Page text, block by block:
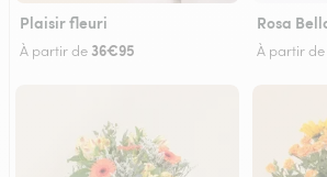
Plaisir fleuri
À partir de 36€95
Rosa
À partir de